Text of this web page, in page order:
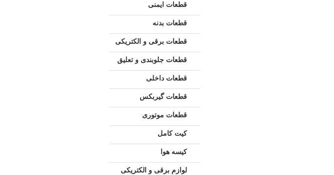
قطعات ایمنی
قطعات بدنه
قطعات برقی و الکتریکی
قطعات جلوبندی و تعلیق
قطعات داخلی
قطعات گیربکس
قطعات موتوری
کیت کامل
کیسه هوا
لوازم برقی و الکتریکی